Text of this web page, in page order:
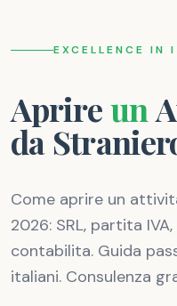
EXCELLENCE IN
Aprireun
da
Come aprire un
2026: SRL, partita
contabilita. Guida
italiani. Consulenza